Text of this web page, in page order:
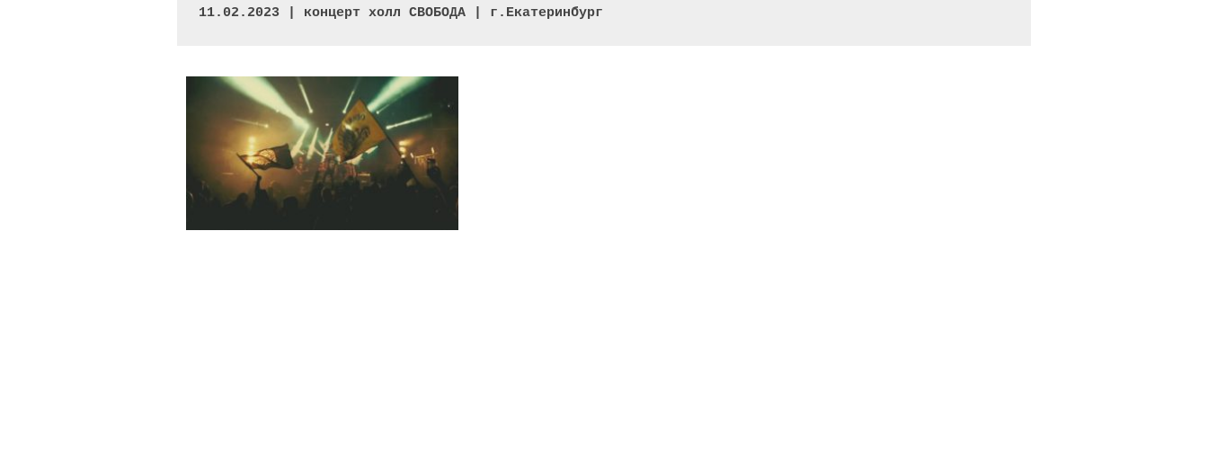
11.02.2023 | концерт холл СВОБОДА | г.Екатеринбург